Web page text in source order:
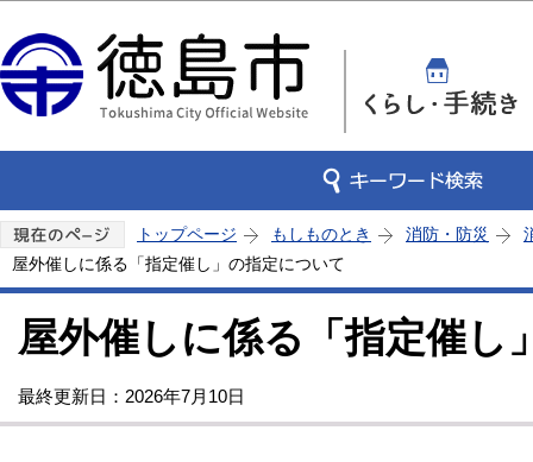
トップページ もしものとき 消防・防災
屋外催しに係る「指定催し」の指定について
屋外催しに係る「指定催し
最終更新日：2026年7月10日